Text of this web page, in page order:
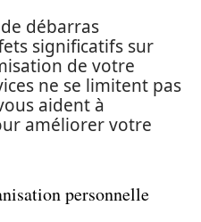
débarras
significatifs sur
de votre
ne se limitent pas
aident à
améliorer votre
personnelle